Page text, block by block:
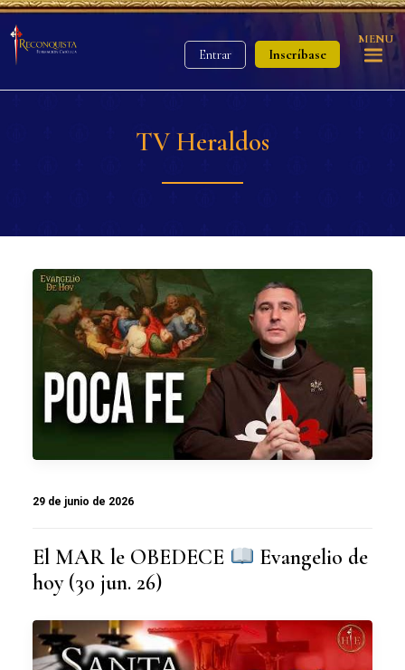
Entrar Inscríbase
MENU
TV Heraldos
29 de junio de 2026
El MAR le OBEDECE
Evangelio de
hoy (30 jun. 26)